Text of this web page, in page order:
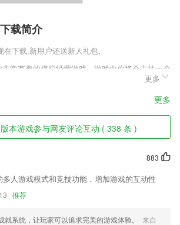
载简介
在下载,新用户还送新人礼包.
常有趣的模拟经营游戏，游戏中你将会去往一个
这座城市的一切将由你来管理，你需要利用自己优
座城市变得更加的富裕繁华，在这里将会经历着
款游戏。
件特色
轻松
数据进行办公操作，更加的安全方便；
，思考习惯等均得到改善
群2265好友,可以与多位社群好友在线聊天;
更多
更多
本游戏参与网友评论互动 ( 338 条 )
883
人游戏模式和竞技功能，增加游戏的互动性
推荐
就系统，让玩家可以追求完美的游戏体验。
来自